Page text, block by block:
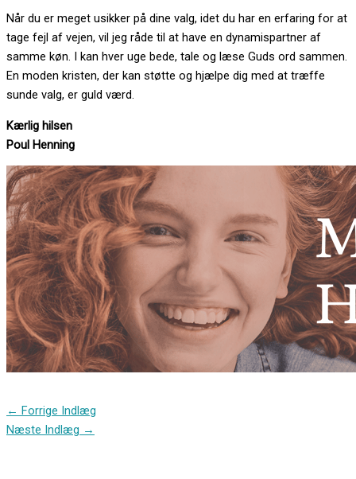
Når du er meget usikker på dine valg, idet du har en erfaring for at
tage fejl af vejen, vil jeg råde til at have en dynamispartner af
samme køn. I kan hver uge bede, tale og læse Guds ord sammen.
En moden kristen, der kan støtte og hjælpe dig med at træffe
sunde valg, er guld værd.
Kærlig hilsen
Poul Henning
← Forrige Indlæg
Næste Indlæg →